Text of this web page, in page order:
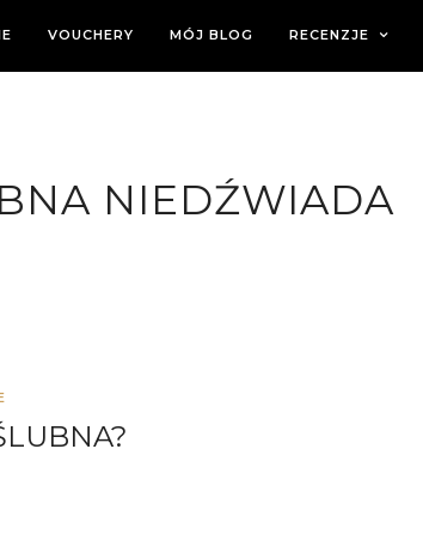
VOUCHERY MÓJ BLOG RECENZJE
NIEDŹWIADA